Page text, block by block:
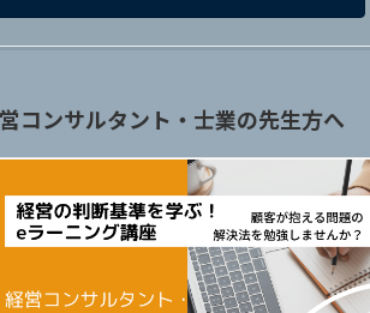
コンサルタント・士業の先生方へ